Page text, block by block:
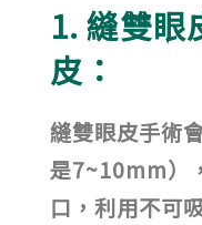
1. 縫雙眼
皮：
縫雙眼皮手術
是7~10mm）
口，利用不可